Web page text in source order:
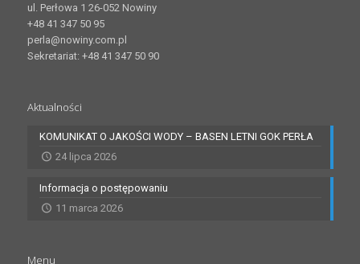
ul. Perłowa 1 26-052 Nowiny
+48 41 347 50 95
perla@nowiny.com.pl
Sekretariat: +48 41 347 50 90
Aktualności
KOMUNIKAT O JAKOŚCI WODY – BASEN LETNI GOK PERŁA
24 lipca 2026
Informacja o postępowaniu
11 marca 2026
Menu